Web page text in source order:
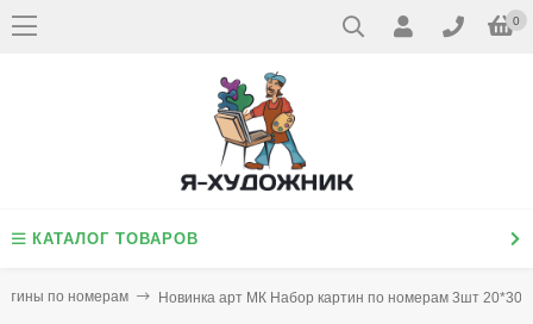
0
КАТАЛОГ ТОВАРОВ
по номерам Новинка арт МК Набор картин по номерам 3шт 20*30